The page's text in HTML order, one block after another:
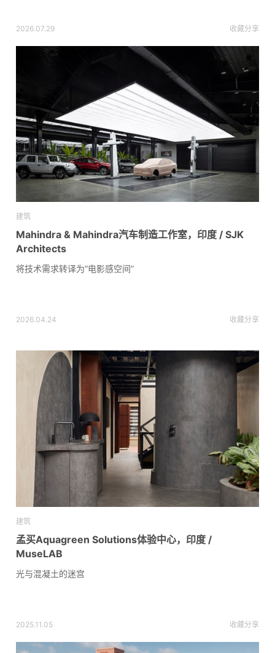
2026.07.29 收藏分享
建筑
Mahindra & Mahindra汽车制造工作室，印度 / SJK
Architects
将技术需求转译为“电影感空间”
2026.04.24 收藏分享
建筑
孟买Aquagreen Solutions体验中心，印度 /
MuseLAB
光与混凝土的迷宫
2025.11.05 收藏分享